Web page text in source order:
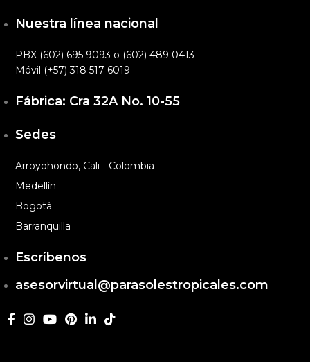
Nuestra línea nacional
PBX (602) 695 9093 o (602) 489 0413
Móvil (+57) 318 517 6019
Fábrica: Cra 32A No. 10-55
Sedes
Arroyohondo, Cali - Colombia
Medellín
Bogotá
Barranquilla
Escríbenos
asesorvirtual@parasolestropicales.com